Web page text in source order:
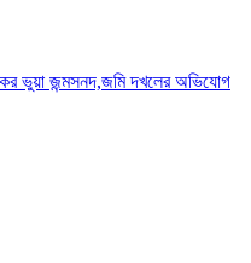
ভুয়া জন্মসনদ,জমি দখলের অভিযোগ